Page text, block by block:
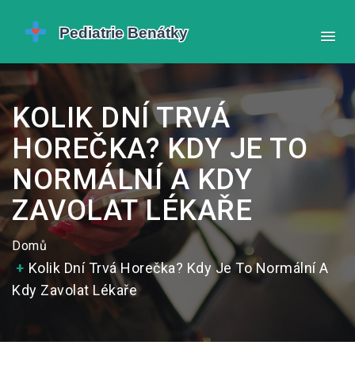
KOLIK DNÍ TRVÁ
HOREČKA? KDY JE TO
NORMÁLNÍ A KDY
ZAVOLAT LÉKAŘE
Domů
Kolik Dní Trvá Horečka? Kdy Je To Normální A
Kdy Zavolat Lékaře